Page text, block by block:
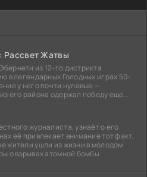
Рассвет Жатвы
из 12-го дистрикта
в легендарных Голодных играх 50-
у него почти нулевые —
его района одержал победу еще
журналиста, узнаёт о его
её привлекает внимание тот факт,
жители ушли из жизни в молодом
о взрывах атомной бомбы